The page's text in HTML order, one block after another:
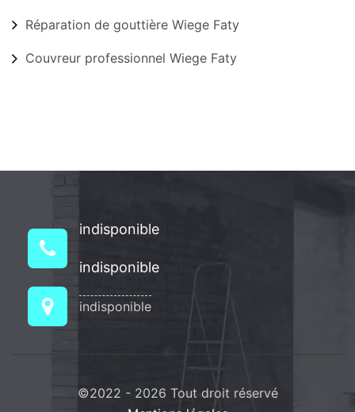
Réparation de gouttière Wiege Faty
Couvreur professionnel Wiege Faty
indisponible
indisponible
indisponible
©2022 - 2026 Tout droit réservé